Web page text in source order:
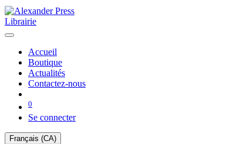
Librairie
Accueil
Boutique
Actualités
Contactez-nous
0
Se connecter
Français (CA)